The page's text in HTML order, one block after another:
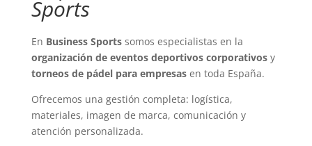
Sports
En Business Sportssomos especialistas en la
organización de eventos deportivos corporativosy
torneos de pádel para empresasen toda España.
Ofrecemos una gestión completa: logística,
materiales, imagen de marca, comunicación y
atención personalizada.